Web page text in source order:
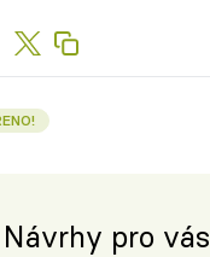
Návrhy pro vás